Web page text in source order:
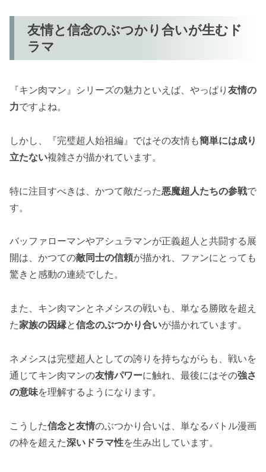
友情と信念のぶつかり合いが生むド
ラマ
『キン肉マン』シリーズの魅力といえば、やっぱり 友情の
力ですよね。
しかし、『完璧超人始祖編』ではその友情も簡単には成り
立たない複雑さが描かれています。
特に注目すべきは、かつて敵だった悪魔超人たちの参戦で
す。
バッファローマンやアシュラマンが正義超人と共闘する展
開は、かつての敵同士の信頼が描かれ、ファンにとっても
驚きと感動の連続でした。
また、キン肉マンとネメシスの戦いも、単なる勝敗を超え
た家族の因縁と信念のぶつかり合いが描かれています。
ネメシスは完璧超人としての誇りを持ちながらも、戦いを
通じてキン肉マンの友情パワーに触れ、最後にはその強さ
の意味を理解するようになります。
こうした信念と友情のぶつかり合いは、単なるバトル漫画
の枠を超えた深いドラマ性を生み出しています。